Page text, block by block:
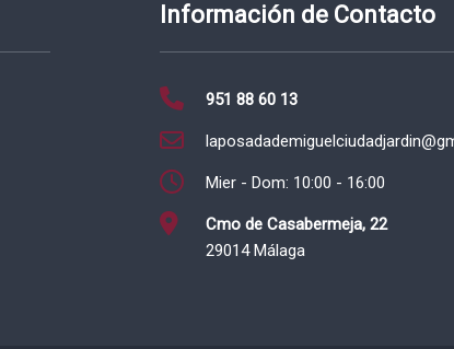
Información de Contacto
951 88 60 13
Mier - Dom: 10:00 - 16:00
Cmo de Casabermeja, 22
29014 Málaga